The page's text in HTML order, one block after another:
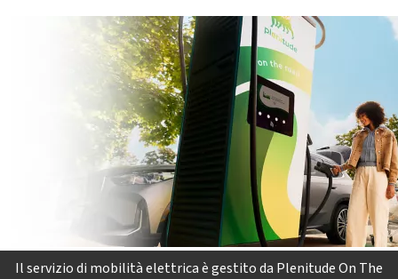
Il servizio di mobilità elettrica è gestito da Plenitude On The